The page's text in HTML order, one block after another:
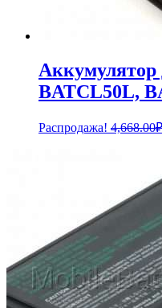
Аккумулятор
BATCL50L,
Распродажа! 4,668.00₽